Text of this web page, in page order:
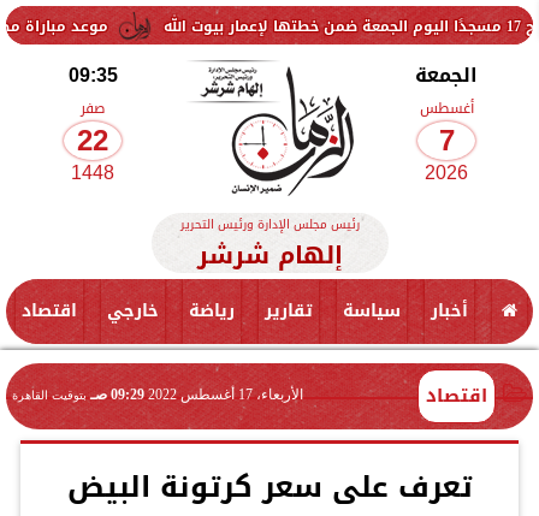
موعد مباراة مصر وإسبانيا في
الجمعة
أغسطس
7
2026
09:35
صفر
22
1448
رئيس مجلس الإدارة ورئيس التحرير
إلهام شرشر
أخبار سياسة تقارير رياضة خارجي اقتصاد
اقتصاد الأربعاء، 17 أغسطس 2022 09:29 صـ بتوقيت القاهرة
تعرف على سعر كرتونة البيض